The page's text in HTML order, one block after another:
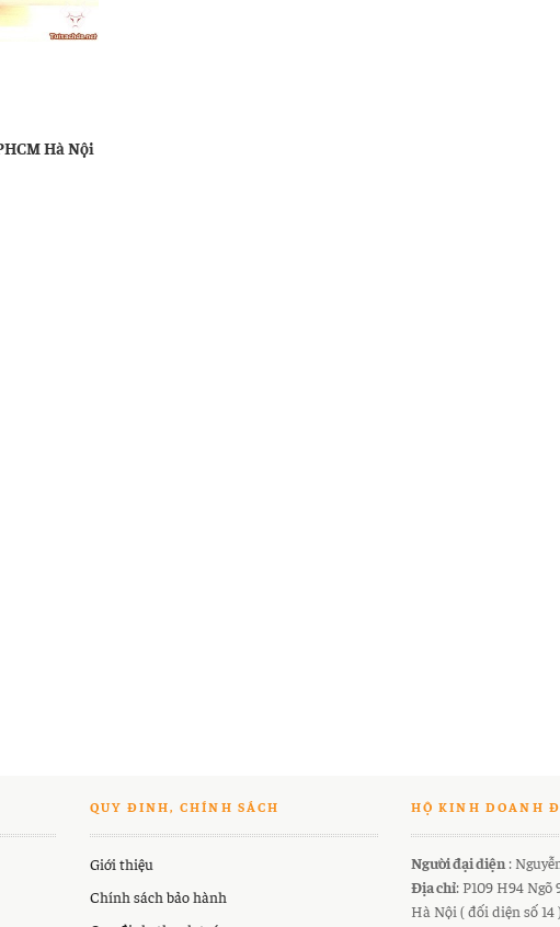
Hà Nội
QUY ĐINH, CHÍNH SÁCH
Giới thiệu
Chính sách bảo hành
HỘ KINH DOANH
Người đại diện:
Địa chỉ: P109 H94
Hà Nội ( đối diện số 14 )